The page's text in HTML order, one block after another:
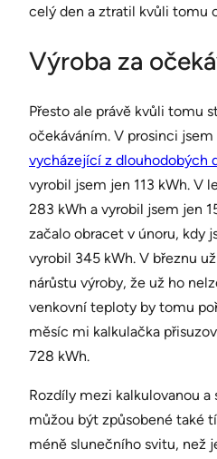
celý den a ztratil kvůli tomu
Výroba za
Přesto ale právě kvůli tomu
očekáváním. V prosinci
vycházející z dlouhodobých
vyrobil jsem jen 113 kWh. V
283 kWh a vyrobil jsem jen
začalo obracet v únoru, kdy
vyrobil 345 kWh. V březnu
nárůstu výroby, že už ho
venkovní teploty by tomu
měsíc mi kalkulačka
728 kWh.
Rozdíly mezi kalkulovanou
můžou být způsobené také
méně slunečního svitu, než